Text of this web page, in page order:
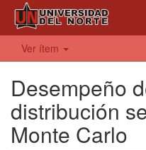
Ver ítem
Desempeño
distribución
Monte Carlo